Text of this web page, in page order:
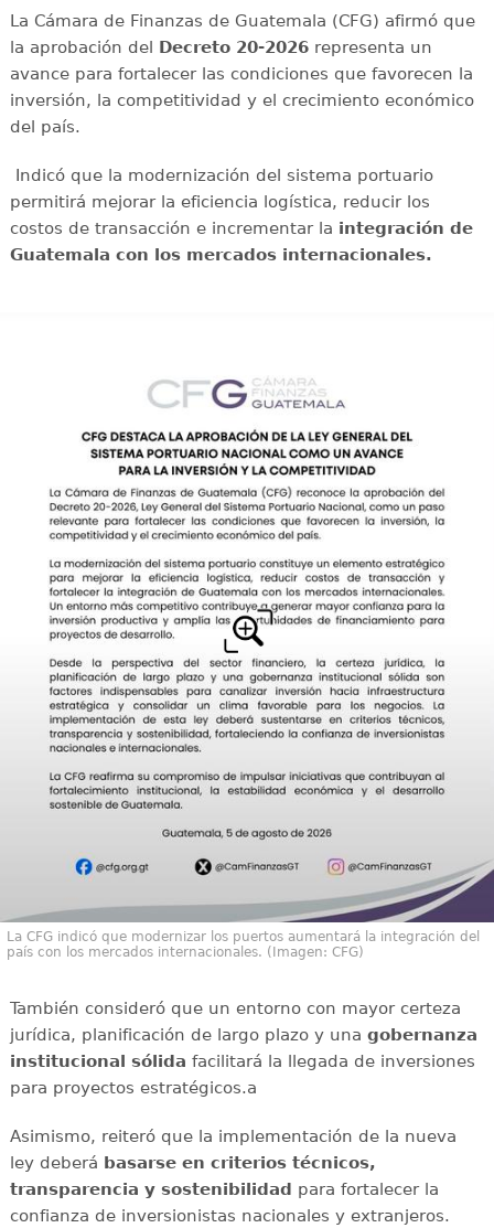
La Cámara de Finanzas de Guatemala (CFG) afirmó que
la aprobación del
Decreto 20-2026representa un
avance para fortalecer las condiciones que favorecen la
inversión, la competitividad y el crecimiento económico
del país.
Indicó que la modernización del sistema portuario
permitirá mejorar la eficiencia logística, reducir los
costos de transacción e incrementar la integración de
Guatemala con los mercados internacionales.
La CFG indicó que modernizar los puertos aumentará la integración del
país con los mercados internacionales. (Imagen: CFG)
También consideró que un entorno con mayor certeza
jurídica, planificación de largo plazo y una gobernanza
institucional sólida facilitará la llegada de inversiones
para proyectos estratégicos.a
Asimismo, reiteró que la implementación de la nueva
ley deberá basarse en criterios técnicos,
transparencia y sostenibilidad para fortalecer la
confianza de inversionistas nacionales y extranjeros.